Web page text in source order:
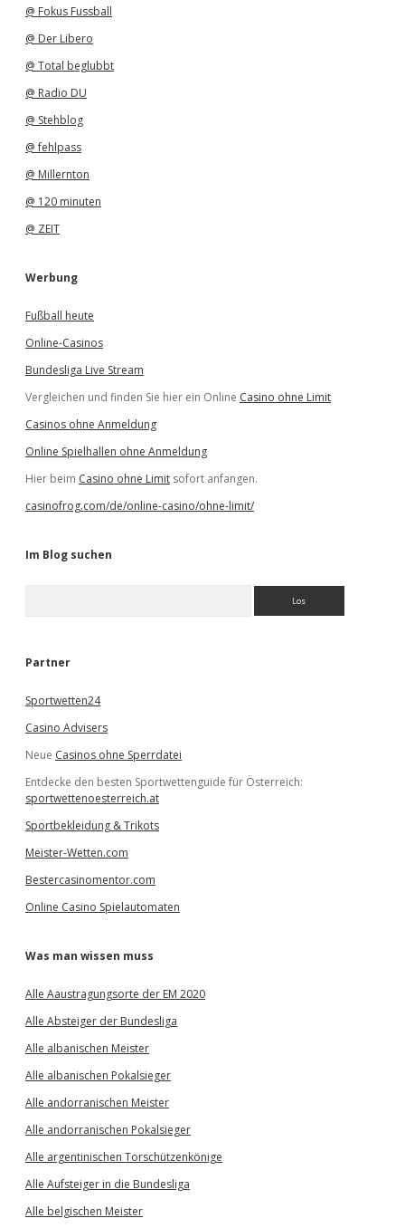
@ Fokus Fussball
@ Der Libero
@ Total beglubbt
@ Radio DU
@ Stehblog
@ fehlpass
@ Millernton
@ 120 minuten
@ ZEIT
Werbung
Fußball heute
Online-Casinos
Bundesliga Live Stream
Vergleichen und finden Sie hier ein Online Casino ohne Limit
Casinos ohne Anmeldung
Online Spielhallen ohne Anmeldung
Hier beim Casino ohne Limit sofort anfangen.
casinofrog.com/de/online-casino/ohne-limit/
Im Blog suchen
e
Partner
Sportwetten24
Casino Advisers
Neue Casinos ohne Sperrdatei
Entdecke den besten Sportwettenguide für Österreich:
sportwettenoesterreich.at
Sportbekleidung & Trikots
Meister-Wetten.com
Bestercasinomentor.com
Online Casino Spielautomaten
Was man wissen muss
Alle Aaustragungsorte der EM 2020
Alle Absteiger der Bundesliga
Alle albanischen Meister
Alle albanischen Pokalsieger
Alle andorranischen Meister
Alle andorranischen Pokalsieger
Alle argentinischen Torschützenkönige
Alle Aufsteiger in die Bundesliga
Alle belgischen Meister